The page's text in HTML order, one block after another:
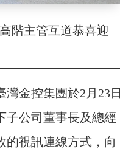
階主管互道恭喜迎
金控集團於2月23日
子公司董事長及總經
的視訊連線方式，向